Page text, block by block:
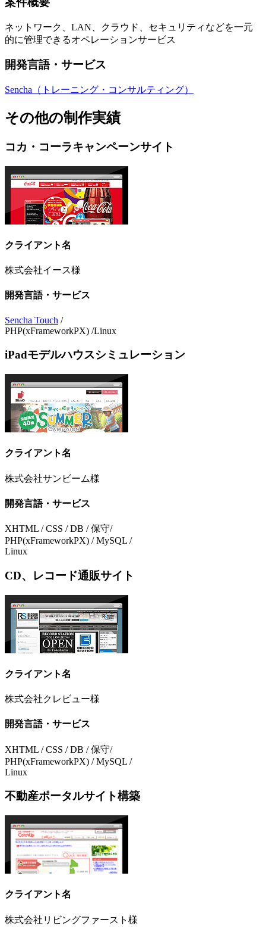
ネットワーク、LAN、クラウド、セキュリティなどを⼀元
的に管理できるオペレーションサービス
開発言語・サービス
Sencha（トレーニング・コンサルティング）
その他の制作実績
コカ・コーラキャンペーンサイト
クライアント名
株式会社イース様
開発言語・サービス
Sencha Touch /
PHP(xFrameworkPX) /Linux
iPadモデルハウスシミュレーション
クライアント名
株式会社サンビーム様
開発言語・サービス
XHTML / CSS / DB / 保守/
PHP(xFrameworkPX) / MySQL /
Linux
CD、レコード通販サイト
クライアント名
株式会社クレビュー様
開発言語・サービス
XHTML / CSS / DB / 保守/
PHP(xFrameworkPX) / MySQL /
Linux
不動産ポータルサイト構築
クライアント名
株式会社リビングファースト様